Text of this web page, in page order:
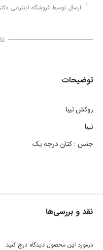
ارسال توسط فروشگاه اینترنتی
توضیحات
روکش تیبا
تیبا
جنس : کتان درجه یک
نقد و بررسی‌ها
درمورد این محصول دیدگاه درج کنید.